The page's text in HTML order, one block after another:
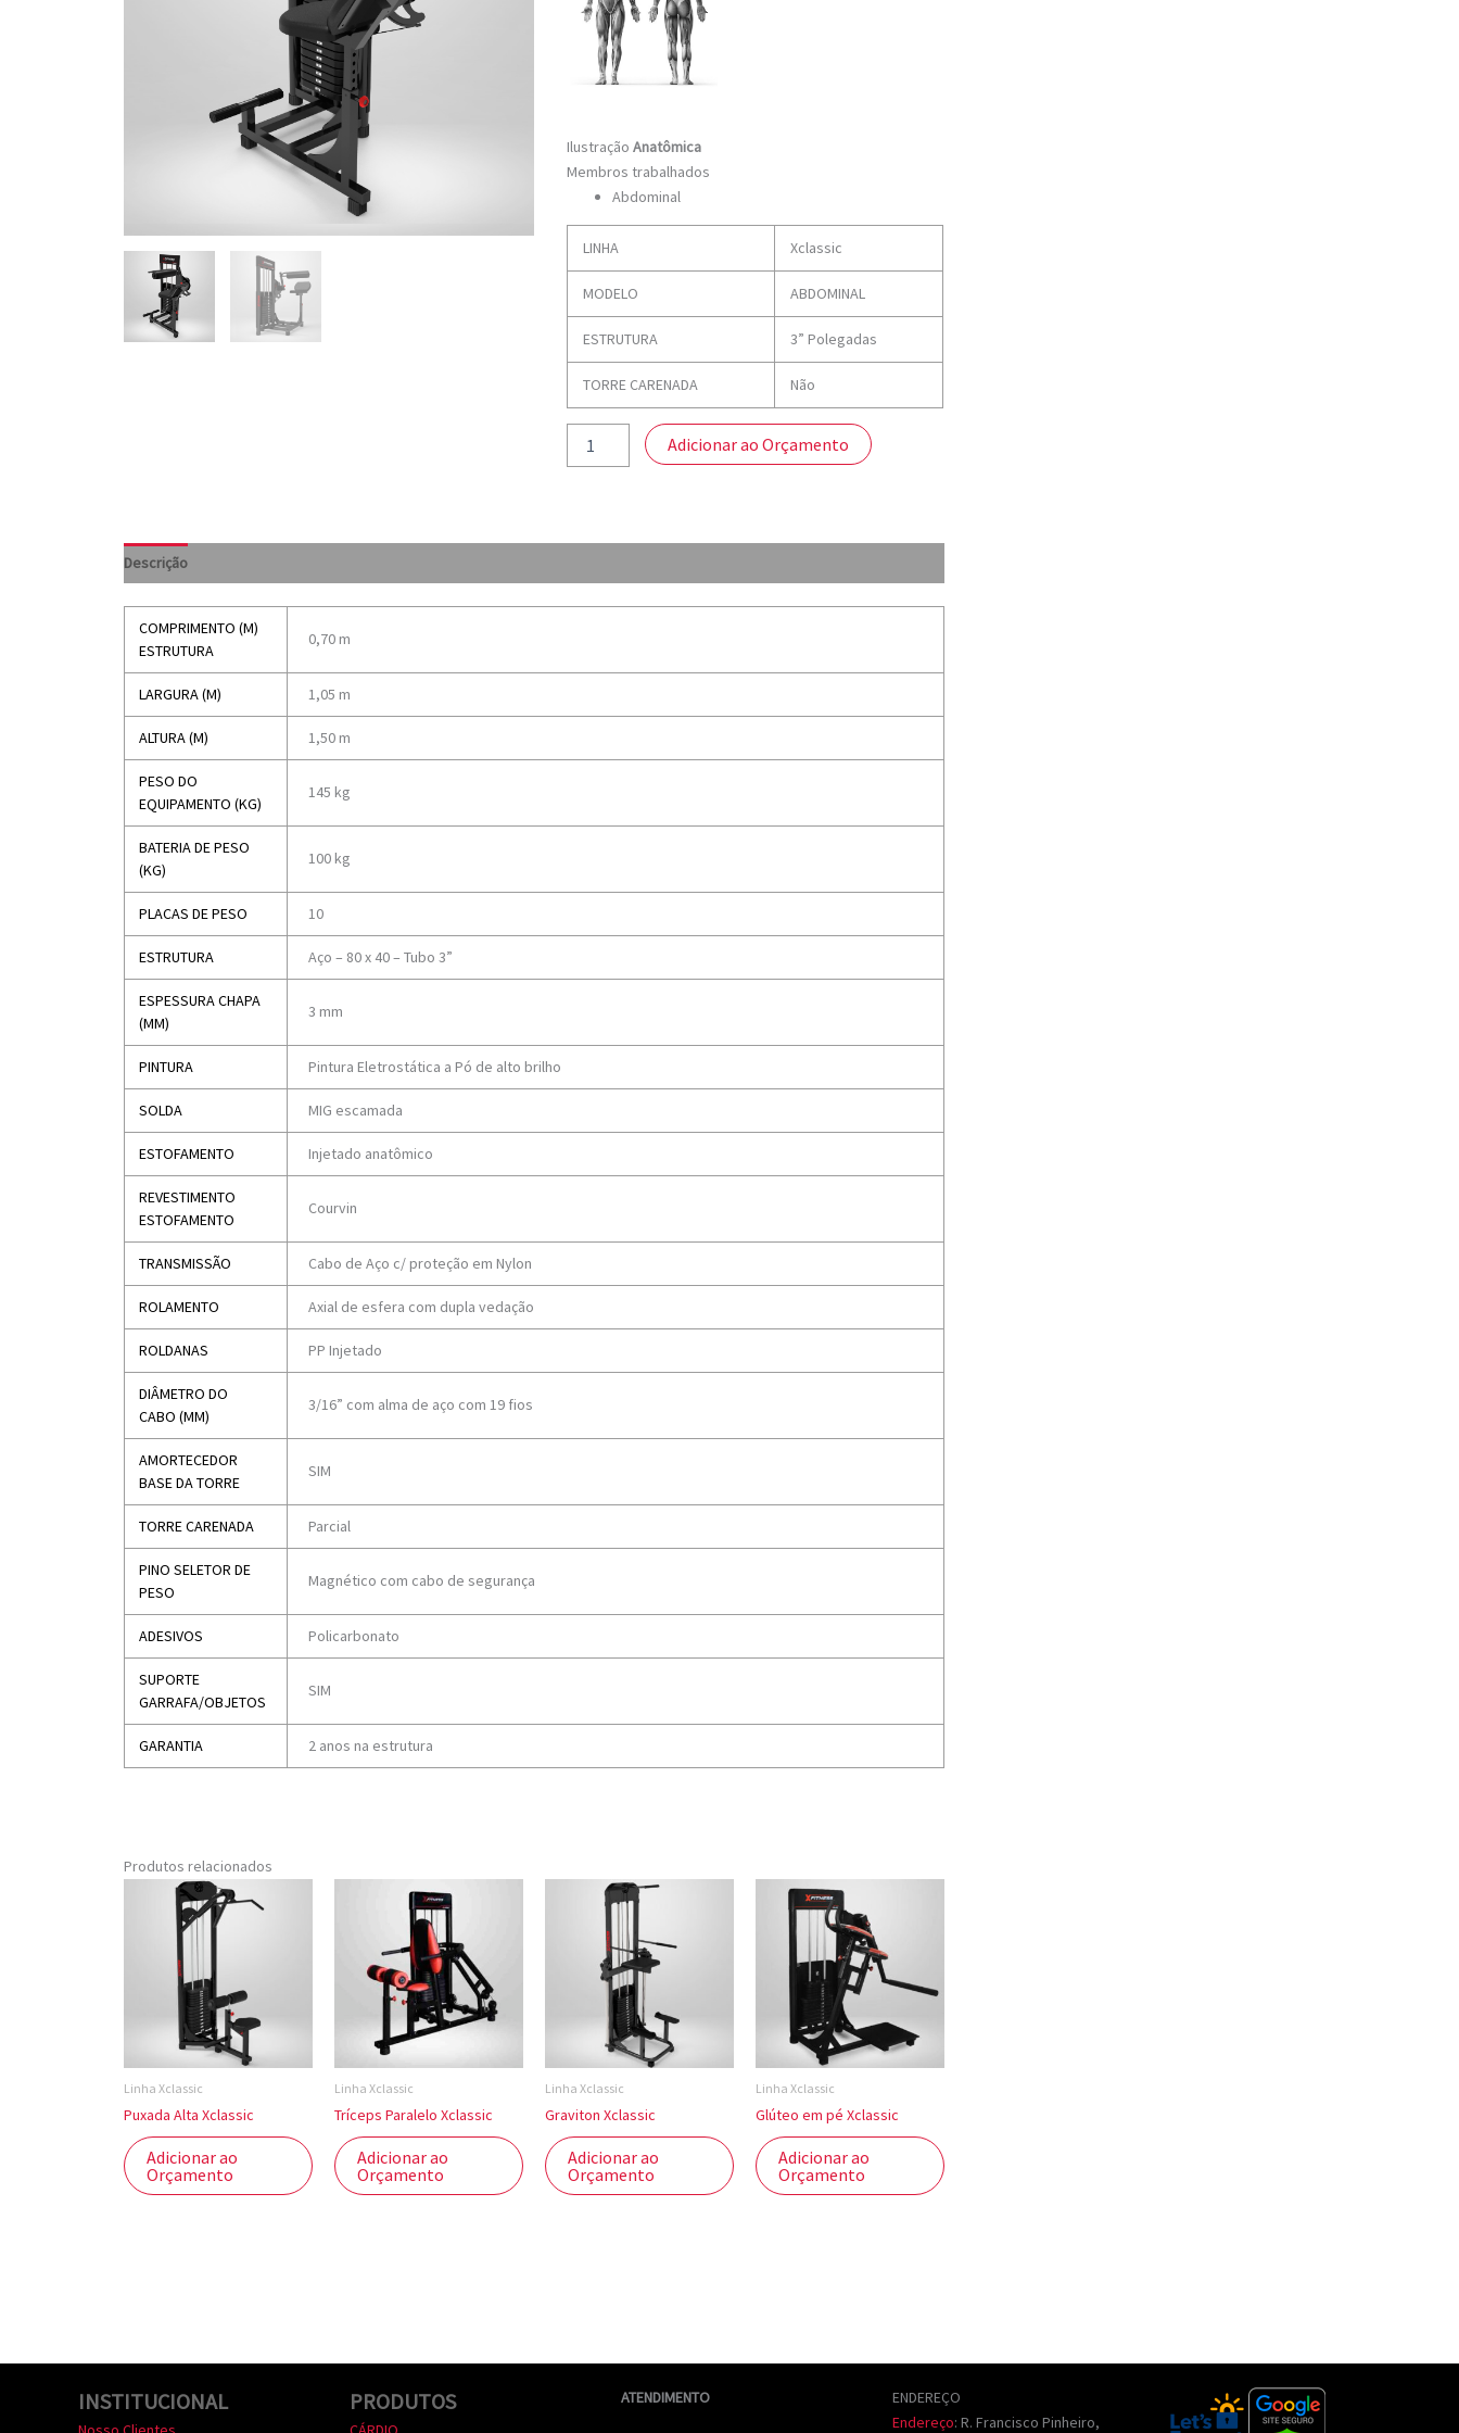
IlustraçãoAnatômica
Membros trabalhados
Abdominal
LINHA Xclassic
MODELO ABDOMINAL
ESTRUTURA 3” Polegadas
TORRE CARENADA Não
Adicionar ao Orçamento
Descrição
COMPRIMENTO (M)
ESTRUTURA
0,70 m
LARGURA (M) 1,05 m
ALTURA (M) 1,50 m
PESO DO
EQUIPAMENTO (KG)
145 kg
BATERIA DE PESO
(KG)
100 kg
PLACAS DE PESO 10
ESTRUTURA Aço – 80 x 40 – Tubo 3”
ESPESSURA CHAPA
(MM)
3 mm
PINTURA Pintura Eletrostática a Pó de alto brilho
SOLDA MIG escamada
ESTOFAMENTO Injetado anatômico
REVESTIMENTO
ESTOFAMENTO
Courvin
TRANSMISSÃO Cabo de Aço c/ proteção em Nylon
ROLAMENTO Axial de esfera com dupla vedação
ROLDANAS PP Injetado
DIÂMETRO DO
CABO (MM)
3/16” com alma de aço com 19 fios
AMORTECEDOR
BASE DA TORRE
SIM
TORRE CARENADA Parcial
PINO SELETOR DE
PESO
Magnético com cabo de segurança
ADESIVOS Policarbonato
SUPORTE
GARRAFA/OBJETOS
SIM
GARANTIA 2 anos na estrutura
Produtos relacionados
Linha Xclassic
Puxada Alta Xclassic
Adicionar ao
Orçamento
Linha Xclassic
Tríceps Paralelo Xclassic
Adicionar ao
Orçamento
Linha Xclassic
Graviton Xclassic
Adicionar ao
Orçamento
Linha Xclassic
Glúteo em pé Xclassic
Adicionar ao
Orçamento
INSTITUCIONAL PRODUTOS ATENDIMENTO
ENDEREÇO
Endereço: R. Francisco Pinheiro,